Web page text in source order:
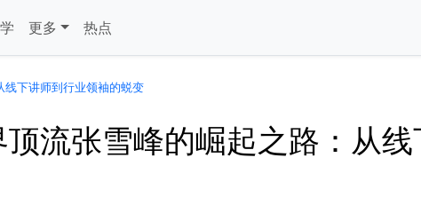
更多 热点
下讲师到行业领袖的蜕变
流张雪峰的崛起之路：从